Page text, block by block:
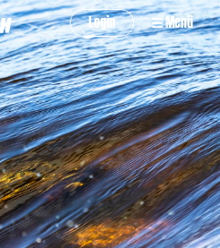
Login Menü